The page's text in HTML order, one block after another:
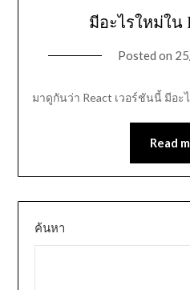
มีอะไรใหม่ใน
Posted on
มาดูกันว่า React เวอร์ชันนี้ มีอะ
Read
ค้นหา